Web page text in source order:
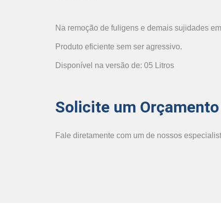
Na remoção de fuligens e demais sujidades
Produto eficiente sem ser agressivo.
Disponível na versão de: 05 Litros
Solicite um Orçamento
Fale diretamente com um de nossos